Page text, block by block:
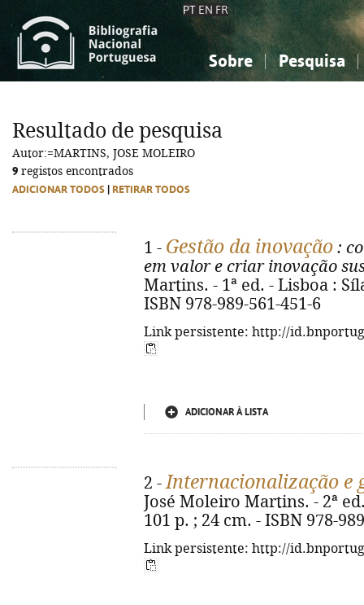
PT EN FR
Sobre Pesquisa
Ciências sociais...
Ciências sociais...
Resultado de pesquisa
Autor:=MARTINS, JOSE MOLEIRO
9 registos encontrados
ADICIONAR TODOS RETIRAR TODOS
1 - Gestão da inovação :
em valor e criar inovação
Martins. - 1ª ed. - Lisboa :
ISBN 978-989-561-451-6
Link persistente: http://
ADICIONAR À LISTA
2 -Internacionalização e
José Moleiro Martins. - 2ª
101 p. ; 24 cm. - ISBN 978-
Link persistente: http://